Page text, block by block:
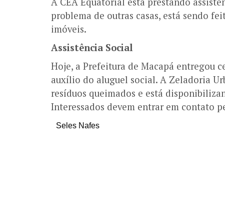
problema de outras casas, está sendo
imóveis.
Assistência Social
Hoje, a Prefeitura de Macapá entregou
auxílio do aluguel social. A Zeladoria
resíduos queimados e está
Interessados devem entrar em contato
Seles Nafes